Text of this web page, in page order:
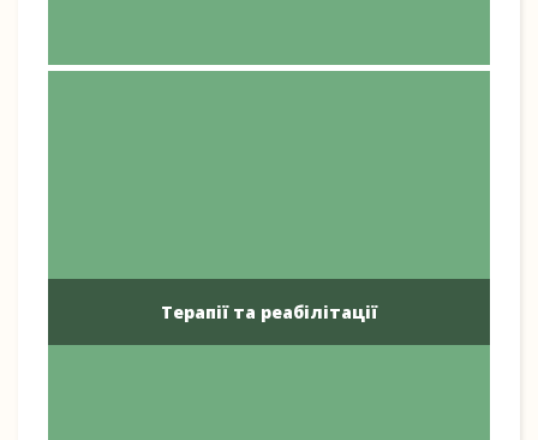
Терапії та реабілітації